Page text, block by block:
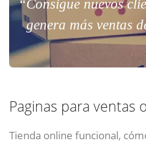
“Consigue nuevos
genera más ventas
Paginas para ventas
Tienda online funcional,